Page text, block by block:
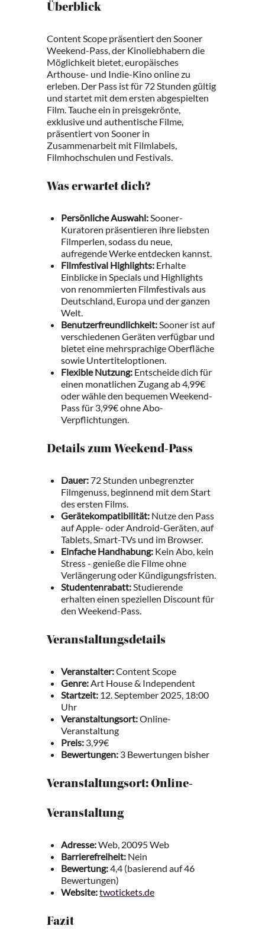
Überblick
Content Scope präsentiert den Sooner
Weekend-Pass, der Kinoliebhabern die
Möglichkeit bietet, europäisches
Arthouse- und Indie-Kino online zu
erleben. Der Pass ist für 72 Stunden gültig
und startet mit dem ersten abgespielten
Film. Tauche ein in preisgekrönte,
exklusive und authentische Filme,
präsentiert von Sooner in
Zusammenarbeit mit Filmlabels,
Filmhochschulen und Festivals.
Was erwartet dich?
Persönliche Auswahl:Sooner-
Kuratoren präsentieren ihre liebsten
Filmperlen, sodass du neue,
aufregende Werke entdecken kannst.
Filmfestival Highlights: Erhalte
Einblicke in Specials und Highlights
von renommierten Filmfestivals aus
Deutschland, Europa und der ganzen
Welt.
Benutzerfreundlichkeit:Sooner ist auf
verschiedenen Geräten verfügbar und
bietet eine mehrsprachige Oberfläche
sowie Untertiteloptionen.
Flexible Nutzung: Entscheide dich für
einen monatlichen Zugang ab 4,99€
oder wähle den bequemen Weekend-
Pass für 3,99€ ohne Abo-
Verpflichtungen.
Details zum Weekend-Pass
Dauer:72 Stunden unbegrenzter
Filmgenuss, beginnend mit dem Start
des ersten Films.
Gerätekompatibilität: Nutze den Pass
auf Apple- oder Android-Geräten, auf
Tablets, Smart-TVs und im Browser.
Einfache Handhabung: Kein Abo, kein
Stress - genieße die Filme ohne
Verlängerung oder Kündigungsfristen.
Studentenrabatt:Studierende
erhalten einen speziellen Discount für
den Weekend-Pass.
Veranstaltungsdetails
Veranstalter:Content Scope
Genre:Art House & Independent
Startzeit: 12. September 2025, 18:00
Uhr
Veranstaltungsort:Online-
Veranstaltung
Preis: 3,99€
Bewertungen: 3 Bewertungen bisher
Veranstaltungsort: Online-
Veranstaltung
Adresse:Web, 20095 Web
Barrierefreiheit: Nein
Bewertung:4,4 (basierend auf 46
Bewertungen)
Website:twotickets.de
Fazit